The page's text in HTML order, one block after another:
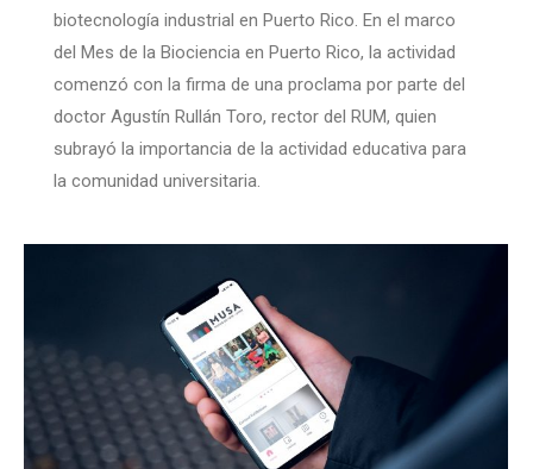
biotecnología industrial en Puerto Rico. En el marco
del Mes de la Biociencia en Puerto Rico, la actividad
comenzó con la firma de una proclama por parte del
doctor Agustín Rullán Toro, rector del RUM, quien
subrayó la importancia de la actividad educativa para
la comunidad universitaria.